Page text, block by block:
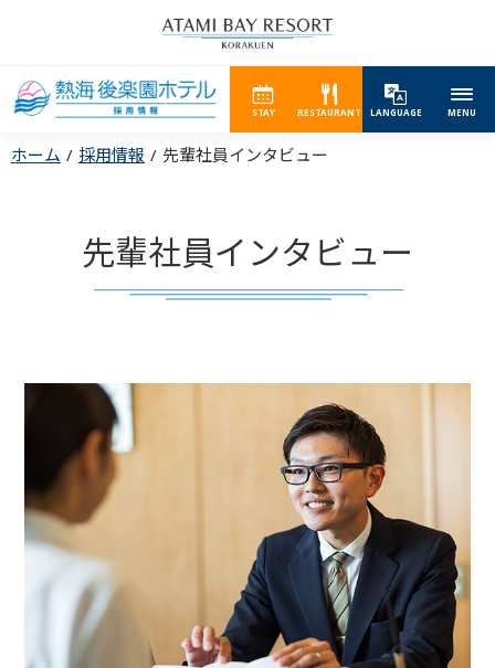
STAY RESTAURANT LANGUAGE MENU
ホーム 採用情報 先輩社員インタビュー
先輩社員インタビュー